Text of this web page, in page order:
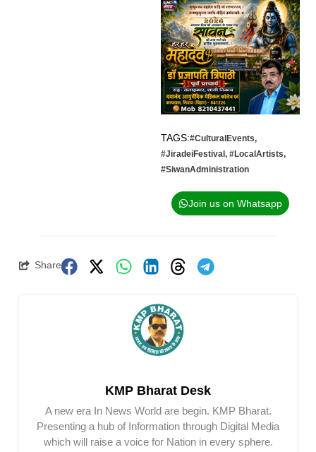
TAGS:#CulturalEvents,
#JiradeiFestival , #LocalArtists,
#SiwanAdministration
Join us on Whatsapp
Share
KMP Bharat Desk
A new era In News World are begin. KMP Bharat.
Presenting a hub of Information through Digital Media
which will raise a voice for Nation in every sphere.